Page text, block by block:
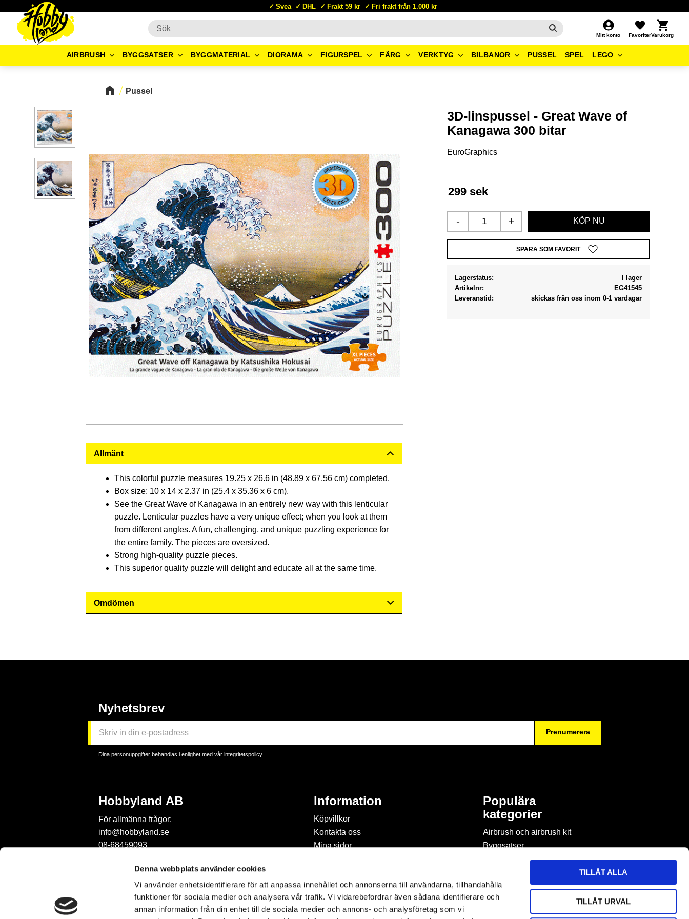
Denna webbplats använder cookies
Vi använder enhetsidentifierare för att anpassa innehållet och annonserna till användarna, tillhandahålla
funktioner för sociala medier och analysera vår trafik. Vi vidarebefordrar även sådana identifierare och
annan information från din enhet till de sociala medier och annons- och analysföretag som vi
TILLÅT ALLA
TILLÅT URVAL
Svea DHL Frakt 59 kr Fri frakt från 1.000 kr
Mitt konto
Favoriter
Kundvagn
AIRBRUSH BYGGSATSER BYGGMATERIAL DIORAMA FIGURSPEL FÄRG VERKTYG BILBANOR PUSSEL SPEL LEGO
Pussel
3D-linspussel - Great Wave of
Kanagawa 300 bitar
EuroGraphics
299 sek
+
-
Lägg till i favoriter
Lagerstatus
I lager
Artikelnr
EG41545
Leveranstid
skickas från oss inom 0-1 vardagar
Allmänt
This colorful puzzle measures 19.25 x 26.6 in (48.89 x 67.56 cm) completed.
Box size: 10 x 14 x 2.37 in (25.4 x 35.36 x 6 cm).
See the Great Wave of Kanagawa in an entirely new way with this lenticular
puzzle. Lenticular puzzles have a very unique effect; when you look at them
from different angles. A fun, challenging, and unique puzzling experience for
the entire family. The pieces are oversized.
Strong high-quality puzzle pieces.
This superior quality puzzle will delight and educate all at the same time.
Omdömen
Nyhetsbrev
Prenumerera
Dina personuppgifter behandlas i enlighet med vår integritetspolicy.
Hobbyland AB
För allmänna frågor:
info@hobbyland.se
08-68459093
order@hobbyland.se
08-68459093
Information
Köpvillkor
Kontakta oss
Mina sidor
cookies
Inspiration & Passion
Populära
kategorier
Airbrush och airbrush kit
Byggsatser
Böcker & tidningar om
Byggmaterial
Figurspel